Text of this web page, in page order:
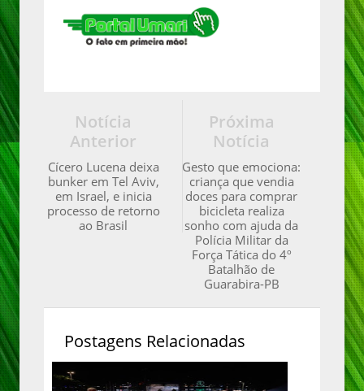
Próxima
Notícia
Gesto que emociona:
criança que vendia
doces para comprar
bicicleta realiza
sonho com ajuda da
Polícia Militar da
Força Tática do 4º
Batalhão de
Guarabira-PB
Notícia
Anterior
Cícero Lucena deixa
bunker em Tel Aviv,
em Israel, e inicia
processo de retorno
ao Brasil
Postagens Relacionadas